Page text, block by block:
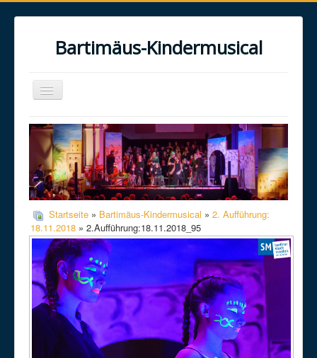
Bartimäus-Kindermusical
Toggle
Navigation
Home
Über uns
Das Musical
Das Projekt
Galerie
Kontakt
Startseite » Bartimäus-Kindermusical » 2. Aufführung:
18.11.2018 » 2.Aufführung:18.11.2018_95